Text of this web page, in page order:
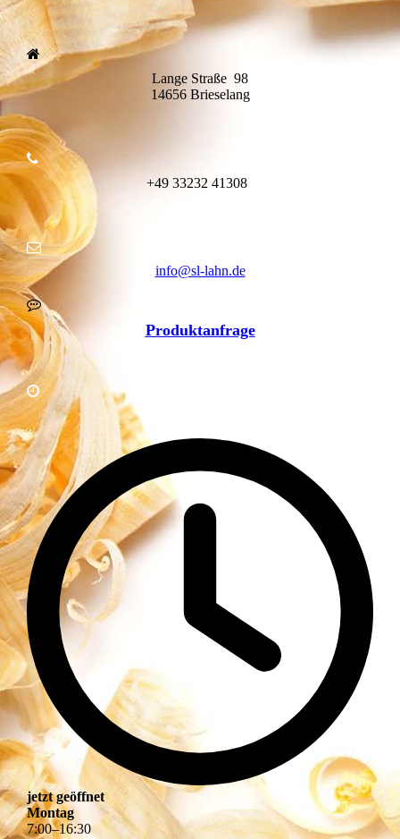
Lange Straße 98
14656 Brieselang
+49 33232 41308
info@sl-lahn.de
Produktanfrage
jetzt geöffnet
Montag
7:00–16:30